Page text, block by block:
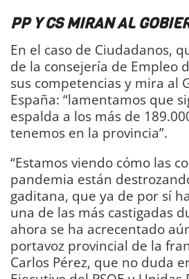
PP Y CS MIRAN AL
En el caso de Ciudadanos,
de la consejería de Empleo
sus competencias y mira al
España: “lamentamos que
espalda a los más de
tenemos en la provincia”.
“Estamos viendo cómo las
pandemia están
gaditana, que ya de por sí
una de las más castigadas
ahora se ha acrecentado
portavoz provincial de la
Carlos Pérez, que no duda